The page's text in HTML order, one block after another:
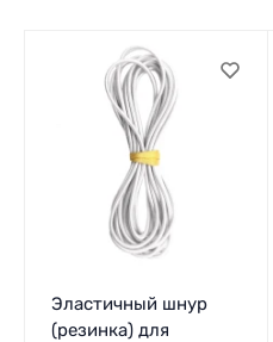
Эластичный шнур
(резинка) для